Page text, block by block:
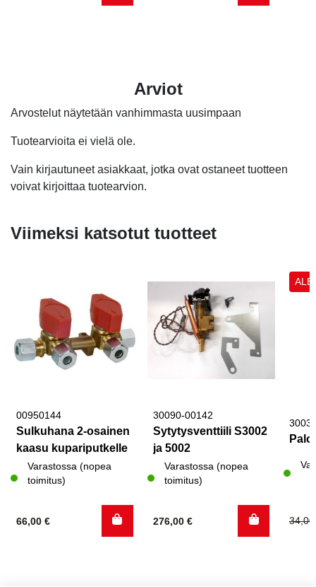
Arviot
Arvostelut näytetään vanhimmasta uusimpaan
Tuotearvioita ei vielä ole.
Vain kirjautuneet asiakkaat, jotka ovat ostaneet tuotteen
voivat kirjoittaa tuotearvion.
Viimeksi katsotut tuotteet
00950144
Sulkuhana 2-osainen
kaasu kupariputkelle
Varastossa (nopea
toimitus)
66,00 €
30090-00142
Sytytysventtiili S3002
ja 5002
Varastossa (nopea
toimitus)
276,00 €
ALE